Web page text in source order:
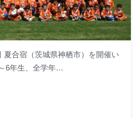
夏合宿（茨城県神栖市）を開催い
6年生、全学年…